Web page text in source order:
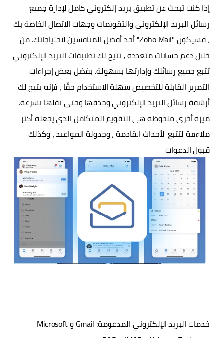
إذا كنت تبحث عن تطبيق بريد إلكتروني كامل لإدارة جميع
رسائل البريد الإلكتروني والتقويمات وجهات الاتصال الخاصة بك
، فسيكون "Zoho Mail" أحد أفضل المنافسين لاحتياجاتك. من
خلال دعم حسابات متعددة ، تتيح لك تطبيقات البريد الإلكتروني
تتبع جميع رسائلك وإدارتها بسهولة. بفضل بعض إجراءات
التمرير القابلة للتخصيص سهلة الاستخدام حقًا ، فإنه يتيح لك
أرشفة رسائل البريد الإلكتروني وحذفها وحتى نقلها بسرعة.
ميزة أخرى ملحوظة هي التقويم المتكامل الذي يجعله أكثر
ملاءمة لتتبع الأحداث القادمة ، وجدولة المواعيد ، وكذلك
قبول الدعوات.
خدمات البريد الإلكتروني المدعومة: Gmail و Microsoft